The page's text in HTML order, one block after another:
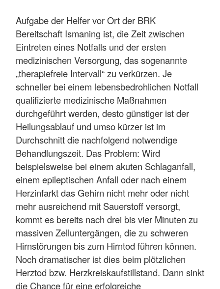
Aufgabe der Helfer vor Ort der BRK
Bereitschaft Ismaning ist, die Zeit zwischen
Eintreten eines Notfalls und der ersten
medizinischen Versorgung, das sogenannte
„therapiefreie Intervall“ zu verkürzen. Je
schneller bei einem lebensbedrohlichen Notfall
qualifizierte medizinische Maßnahmen
durchgeführt werden, desto günstiger ist der
Heilungsablauf und umso kürzer ist im
Durchschnitt die nachfolgend notwendige
Behandlungszeit. Das Problem: Wird
beispielsweise bei einem akuten Schlaganfall,
einem epileptischen Anfall oder nach einem
Herzinfarkt das Gehirn nicht mehr oder nicht
mehr ausreichend mit Sauerstoff versorgt,
kommt es bereits nach drei bis vier Minuten zu
massiven Zelluntergängen, die zu schweren
Hirnstörungen bis zum Hirntod führen können.
Noch dramatischer ist dies beim plötzlichen
Herztod bzw. Herzkreiskaufstillstand. Dann sinkt
die Chance für eine erfolgreiche